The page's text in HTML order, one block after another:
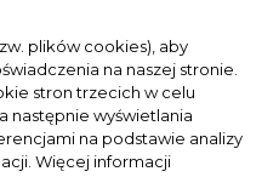
plików cookies), aby
na naszej stronie.
stron trzecich w celu
następnie wyświetlania
na podstawie analizy
Więcej informacji